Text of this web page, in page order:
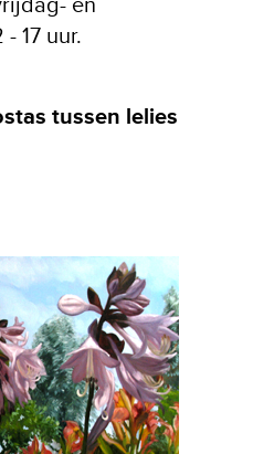
en
17 uur.
tussen lelies